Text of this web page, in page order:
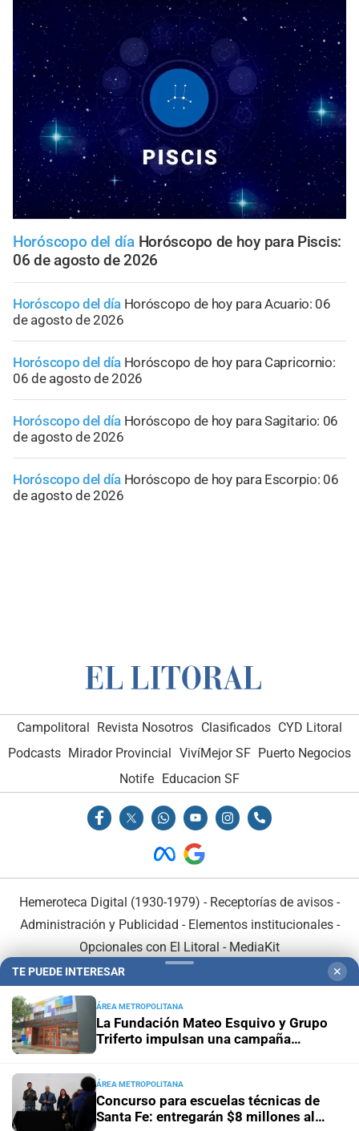
Horóscopo del día Horóscopo de hoy para Piscis:
06 de agosto de 2026
Horóscopo del día Horóscopo de hoy para Acuario: 06
de agosto de 2026
Horóscopo del día Horóscopo de hoy para Capricornio:
06 de agosto de 2026
Horóscopo del día Horóscopo de hoy para Sagitario: 06
de agosto de 2026
Horóscopo del día Horóscopo de hoy para Escorpio: 06
de agosto de 2026
Campolitoral Revista Nosotros Clasificados CYD Litoral
Podcasts Mirador Provincial VivíMejor SF Puerto Negocios
Notife Educacion SF
Hemeroteca Digital (1930-1979) - Receptorías de avisos -
Administración y Publicidad - Elementos institucionales-
Opcionales con El Litoral - MediaKit
En Asociación con:
TE PUEDE INTERESAR ✕
ÁREA METROPOLITANA
La Fundación Mateo Esquivo y Grupo
Triferto impulsan una campaña
cáncer
ÁREA METROPOLITANA
Concurso para escuelas técnicas de
Santa Fe: entregarán $8 millones al